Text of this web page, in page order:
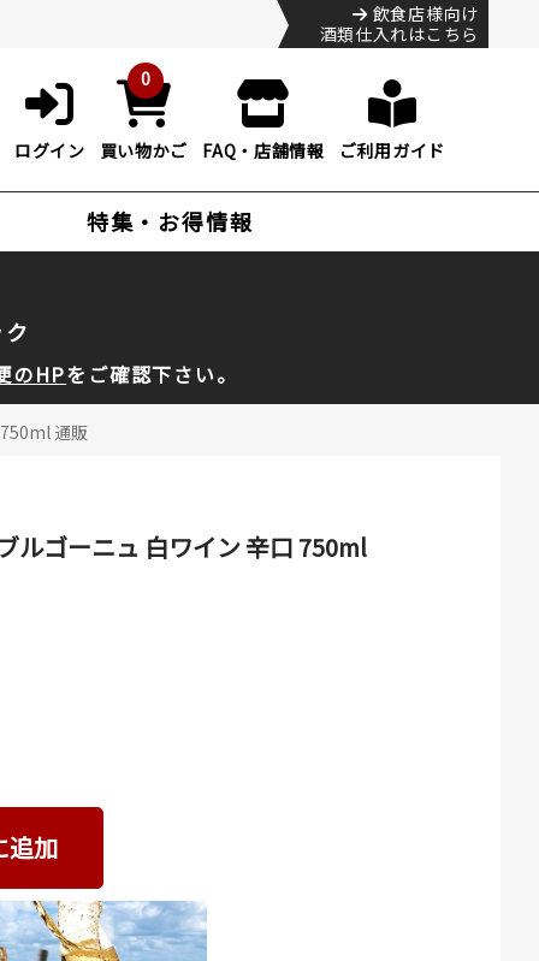
飲食店様向け
酒類仕入れはこちら
ログイン
0
買い物かご FAQ・店舗情報 ご利用ガイド
特集・お得情報
のHPをご確認下さい。
通販
ルゴーニュ 白ワイン 辛口 750ml
追加